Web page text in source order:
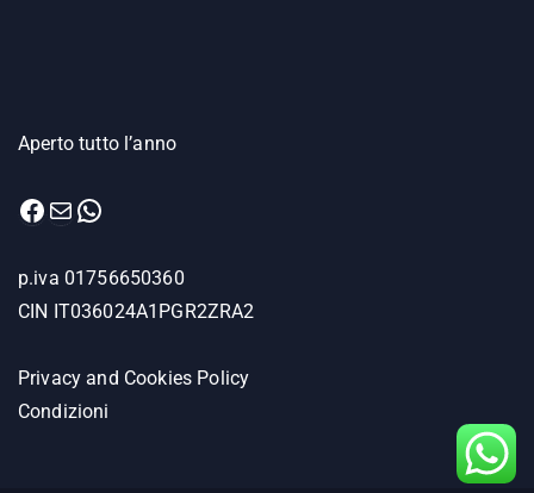
Aperto tutto l’anno
Facebook
EmailWhatsApp
p.iva 01756650360
CIN IT036024A1PGR2ZRA2
Privacy and Cookies Policy
Condizioni